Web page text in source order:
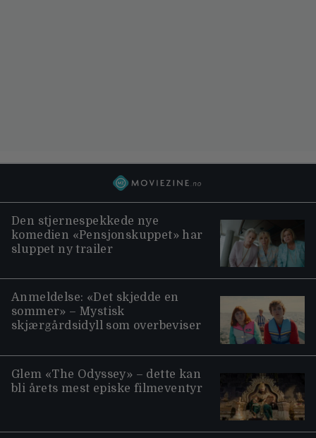
Den stjernespekkede nye
komedien «Pensjonskuppet» har
sluppet ny trailer
Anmeldelse: «Det skjedde en
sommer» – Mystisk
skjærgårdsidyll som overbeviser
Glem «The Odyssey» – dette kan
bli årets mest episke filmeventyr